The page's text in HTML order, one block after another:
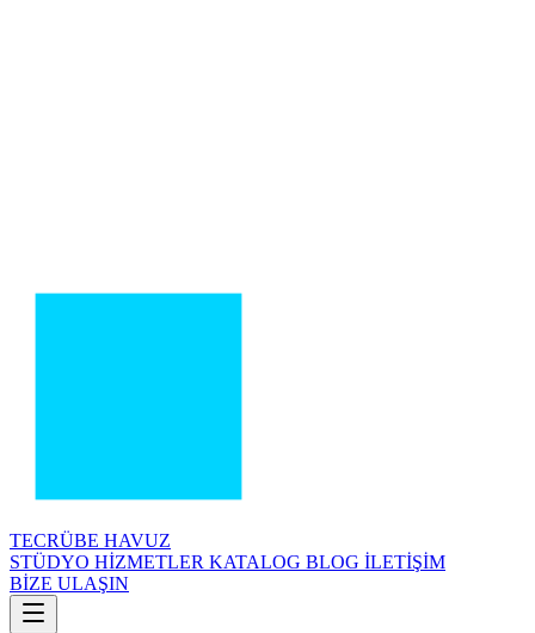
TECRÜBE HAVUZ
STÜDYO HİZMETLER KATALOG BLOG İLETİŞİM
BİZE ULAŞIN